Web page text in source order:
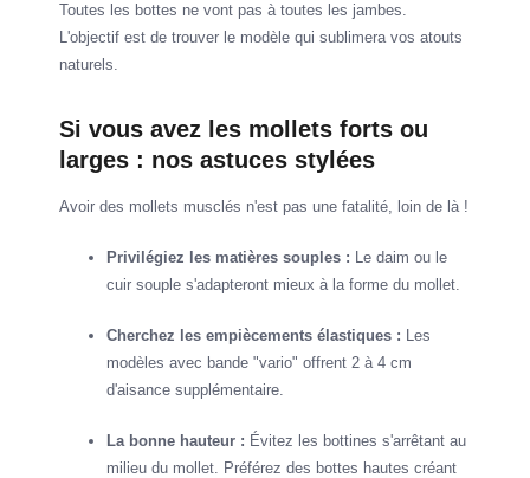
Toutes les bottes ne vont pas à toutes les jambes.
L'objectif est de trouver le modèle qui sublimera vos atouts
naturels.
Si vous avez les mollets forts ou
larges : nos astuces stylées
Avoir des mollets musclés n'est pas une fatalité, loin de là !
Privilégiez les matières souples : Le daim ou le
cuir souple s'adapteront mieux à la forme du mollet.
Cherchez les empiècements élastiques : Les
modèles avec bande "vario" offrent 2 à 4 cm
d'aisance supplémentaire.
La bonne hauteur : Évitez les bottines s'arrêtant au
milieu du mollet. Préférez des bottes hautes créant